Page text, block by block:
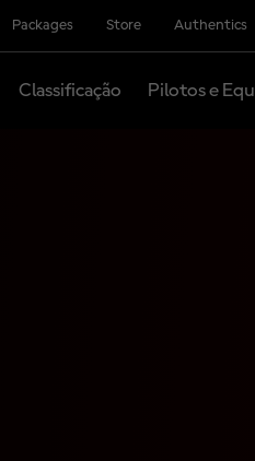
Packages Store Authentics
Classificação Pilotos e